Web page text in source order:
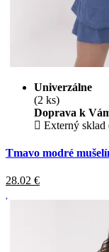
Univerzálne
(2 ks)
Doprava k
Externý sklad
Tmavo modré
28.02 €